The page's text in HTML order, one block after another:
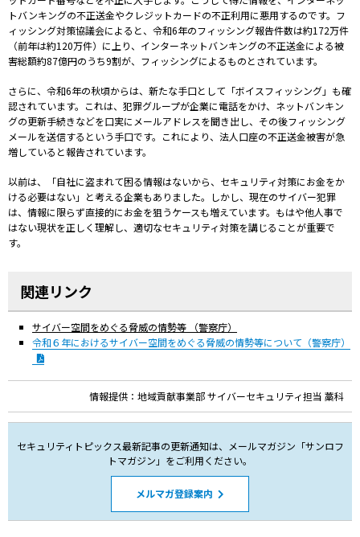
トバンキングの不正送金やクレジットカードの不正利用に悪用するのです。フ
ィッシング対策協議会によると、令和6年のフィッシング報告件数は約172万件
（前年は約120万件）に上り、インターネットバンキングの不正送金による被
害総額約87億円のうち9割が、フィッシングによるものとされています。
さらに、令和6年の秋頃からは、新たな手口として「ボイスフィッシング」も確
認されています。これは、犯罪グループが企業に電話をかけ、ネットバンキン
グの更新手続きなどを口実にメールアドレスを聞き出し、その後フィッシング
メールを送信するという手口です。これにより、法人口座の不正送金被害が急
増していると報告されています。
以前は、「自社に盗まれて困る情報はないから、セキュリティ対策にお金をか
ける必要はない」と考える企業もありました。しかし、現在のサイバー犯罪
は、情報に限らず直接的にお金を狙うケースも増えています。もはや他人事で
はない現状を正しく理解し、適切なセキュリティ対策を講じることが重要で
す。
関連リンク
サイバー空間をめぐる脅威の情勢等
（警察庁）
令和６年におけるサイバー空間をめぐる脅威の情勢等について （警察庁）
情報提供： 地域貢献事業部 サイバーセキュリティ担当 藁科
セキュリティトピックス最新記事の更新通知は、メールマガジン「サンロフ
トマガジン」をご利用ください。
メルマガ登録案内